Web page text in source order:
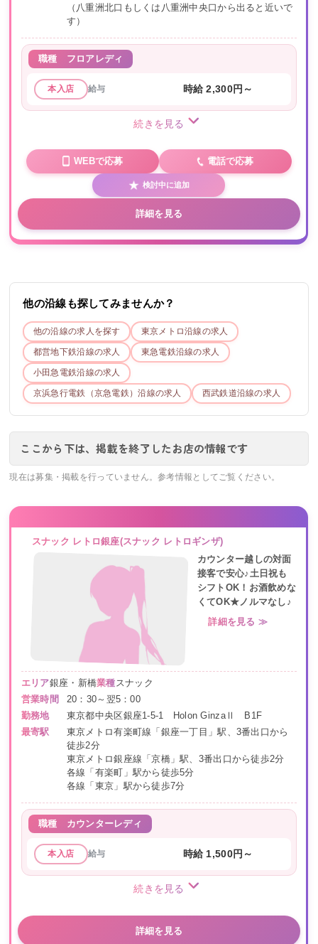
（八重洲北口もしくは八重洲中央口から出ると近いで
す）
職種 フロアレディ
本入店 給与 時給 2,300円～
続きを見る
WEBで応募 電話で応募
検討中に追加
詳細を見る
他の沿線も探してみませんか？
他の沿線の求人を探す 東京メトロ沿線の求人
都営地下鉄沿線の求人 東急電鉄沿線の求人
小田急電鉄沿線の求人
京浜急行電鉄（京急電鉄）沿線の求人 西武鉄道沿線の求人
ここから下は、掲載を終了したお店の情報です
現在は募集・掲載を行っていません。参考情報としてご覧ください。
スナック レトロ銀座(スナック レトロギンザ)
カウンター越しの対面
接客で安心♪土日祝も
シフトOK！お酒飲めな
くてOK★ノルマなし♪
詳細を見る ≫
エリア銀座・新橋業種 スナック
営業時間
20：30～翌5：00
勤務地
東京都中央区銀座1-5-1 Holon GinzaⅡ B1F
最寄駅
東京メトロ有楽町線「銀座一丁目」駅、3番出口から
徒歩2分
東京メトロ銀座線「京橋」駅、3番出口から徒歩2分
各線「有楽町」駅から徒歩5分
各線「東京」駅から徒歩7分
職種 カウンターレディ
本入店 給与 時給 1,500円～
続きを見る
詳細を見る